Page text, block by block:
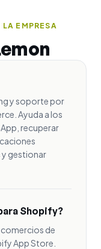
LA EMPRESA
y soporte por
Ayuda a los
recuperar
gestionar
Shopify?
de
App Store.